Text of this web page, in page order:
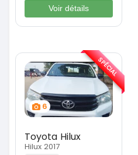
Voir détails
6
Toyota Hilux
Hilux 2017
SPÉCIAL